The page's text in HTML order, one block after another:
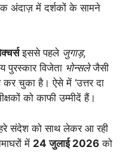
अंदाज़ में दर्शकों के सामने
इससे पहले जुगाड़,
पुरस्कार विजेता भोन्सलेजैसी
कर चुका है। ऐसे में ‘उत्तर दा
को काफी उम्मीदें हैं।
संदेश को साथ लेकर आ रही
में 24 जुलाई 2026 को